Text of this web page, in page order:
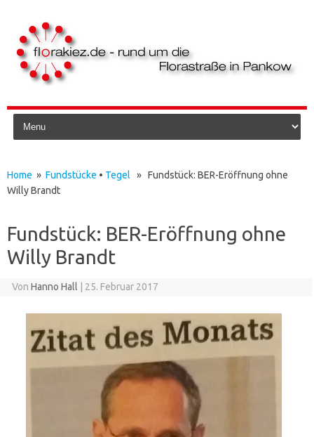
Skip to content
Home » Fundstücke • Tegel » Fundstück: BER-Eröffnung ohne
Willy Brandt
Fundstück: BER-Eröffnung ohne
Willy Brandt
Von Hanno Hall 25. Februar 2017